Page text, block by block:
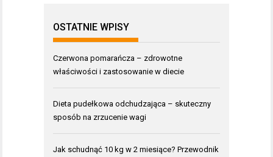
OSTATNIE WPISY
Czerwona pomarańcza – zdrowotne
właściwości i zastosowanie w diecie
Dieta pudełkowa odchudzająca – skuteczny
sposób na zrzucenie wagi
Jak schudnąć 10 kg w 2 miesiące? Przewodnik